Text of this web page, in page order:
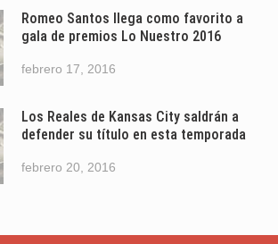
Romeo Santos llega como favorito a
gala de premios Lo Nuestro 2016
febrero 17, 2016
Los Reales de Kansas City saldrán a
defender su título en esta temporada
febrero 20, 2016